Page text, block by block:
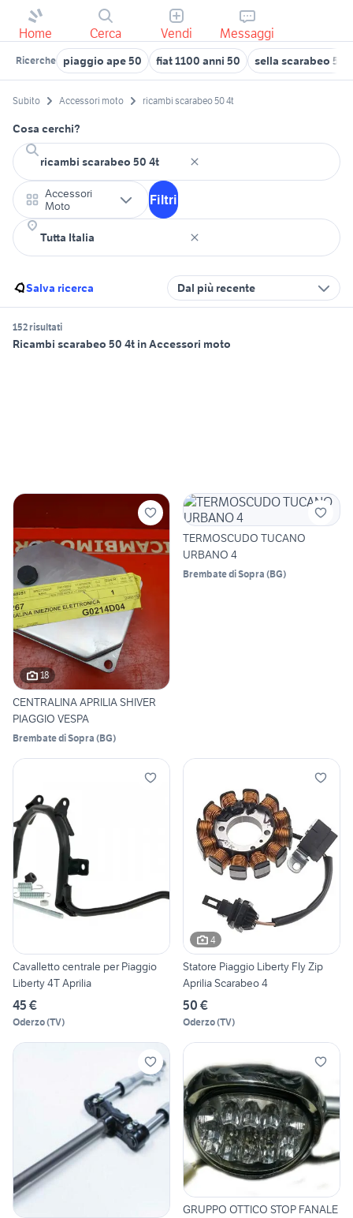
Home Cerca Vendi Messaggi
Ricerche piaggio ape 50 fiat 1100 anni 50 sella scarabeo 50
Subito Accessori moto ricambi scarabeo 50 4t
Cosa cerchi?
Accessori
Moto
Filtri
Salva ricerca Dal più recente
152 risultati
Ricambi scarabeo 50 4t in Accessori moto
18
CENTRALINA APRILIA SHIVER
PIAGGIO VESPA
Brembate di Sopra (BG)
TERMOSCUDO TUCANO
URBANO 4
Brembate di Sopra (BG)
Cavalletto centrale per Piaggio
Liberty 4T Aprilia
45 €
Oderzo(TV)
4
Statore Piaggio Liberty Fly Zip
Aprilia Scarabeo 4
50 €
Oderzo(TV)
GRUPPO OTTICO STOP FANALE